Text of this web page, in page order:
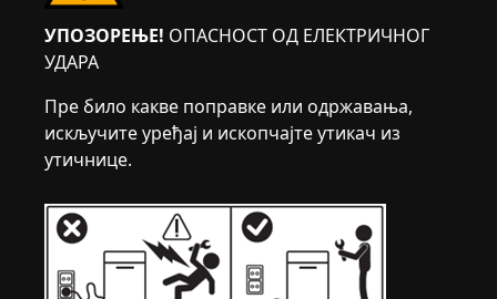
УПОЗОРЕЊЕ! ОПАСНОСТ ОД ЕЛЕКТРИЧНОГ
УДАРА
Пре било какве поправке или одржавања,
искључите уређај и ископчајте утикач из
утичнице.